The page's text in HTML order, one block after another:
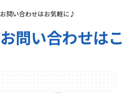
お問い合わせはお気軽に♪
お問い合わせは